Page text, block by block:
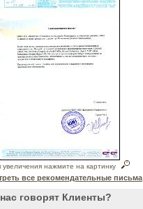
увеличения нажмите на картинку
все рекомендательные письма
говорят Клиенты?